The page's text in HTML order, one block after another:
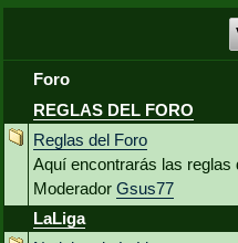
Foro
REGLAS DEL FORO
Reglas del Foro
Aquí encontrarás las reglas
Moderador Gsus77
LaLiga